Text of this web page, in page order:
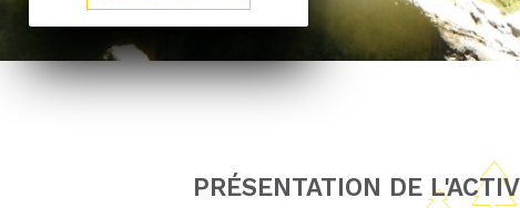
PRÉSENTATION DE